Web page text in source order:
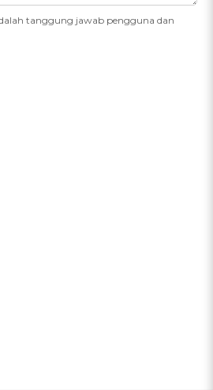
tanggung jawab pengguna dan